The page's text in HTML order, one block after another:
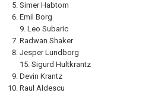
Simer Habtom
Emil Borg
9. Leo Subaric
Radwan Shaker
Jesper Lundborg
15. Sigurd Hultkrantz
Devin Krantz
Raul Aldescu